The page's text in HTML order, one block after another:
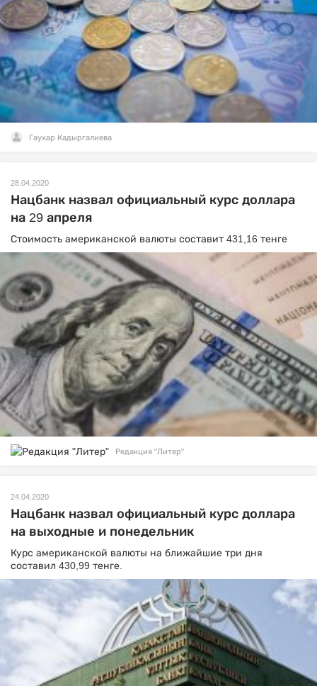
Гаухар Кадыргалиева
28.04.2020
Нацбанк назвал официальный курс доллара
на 29 апреля
Стоимость американской валюты составит 431,16 тенге
Редакция "Литер"
24.04.2020
Нацбанк назвал официальный курс доллара
на выходные и понедельник
Курс американской валюты на ближайшие три дня
составил 430,99 тенге.